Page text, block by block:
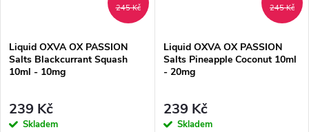
245 Kč
Liquid OXVA OX PASSION
Salts Blackcurrant Squash
10ml - 10mg
239 Kč
Skladem
245 Kč
Liquid OXVA OX PASSION
Salts Pineapple Coconut 10ml
- 20mg
239 Kč
Skladem